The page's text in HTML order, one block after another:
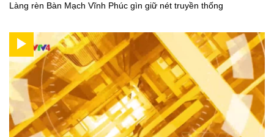
Làng rèn Bàn Mạch Vĩnh Phúc gìn giữ nét truyền thống